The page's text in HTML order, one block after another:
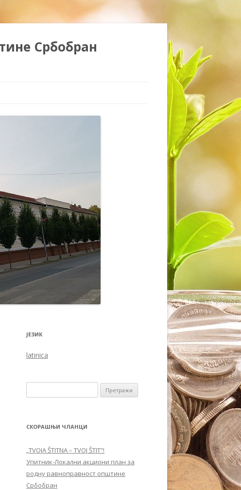
Србобран
ЈЕЗИК
latinica
СКОРАШЊИ ЧЛАНЦИ
„TVOJA ŠTITNA – TVOJ ŠTIT“!
Упитник-Локални акциони план за
родну равноправност општине
Србобран